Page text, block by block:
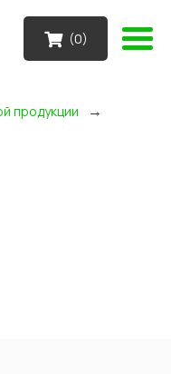
(0)
продукции →